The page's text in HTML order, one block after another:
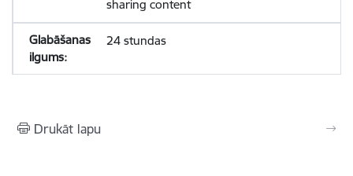
sharing content
24 stundas
Drukāt lapu